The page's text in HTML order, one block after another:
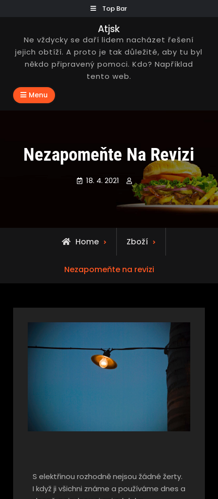
Top Bar
Atjsk
Ne vždycky se daří lidem nacházet řešení
jejich obtíží. A proto je tak důležité, aby tu byl
někdo připravený pomoci. Kdo? Například
tento web.
Menu
Nezapomeňte Na Revizi
18. 4. 2021
Home Zboží
Nezapomeňte na revizi
S elektřinou rozhodně nejsou žádné žerty.
I když ji všichni známe a používáme dnes a